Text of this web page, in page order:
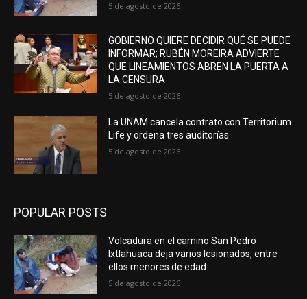
5 de agosto de 2026
GOBIERNO QUIERE DECIDIR QUÉ SE PUEDE
INFORMAR; RUBÉN MOREIRA ADVIERTE
QUE LINEAMIENTOS ABREN LA PUERTA A
LA CENSURA
5 de agosto de 2026
La UNAM cancela contrato con Territorium
Life y ordena tres auditorías
5 de agosto de 2026
POPULAR POSTS
Volcadura en el camino San Pedro
Ixtlahuaca deja varios lesionados, entre
ellos menores de edad
5 de agosto de 2026